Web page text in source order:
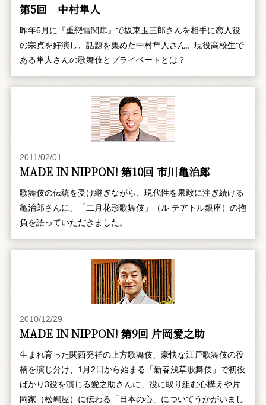
第5回 中村隼人
昨年6月に『重戀雪関扉』で坂東玉三郎さんを相手に恋人役
の宗貞を好演し、話題を集めた中村隼人さん。現役高校生で
ある隼人さんの歌舞伎とプライベートとは？
2011/02/01
MADE IN NIPPON! 第10回 市川亀治郎
歌舞伎の伝統を受け継ぎながら、現代性を果敢に注ぎ続ける
亀治郎さんに、「二月花形歌舞伎」（ル テアトル銀座）の抱
負を語っていただきました。
2010/12/29
MADE IN NIPPON! 第9回 片岡愛之助
生まれ育った関西発祥の上方歌舞伎、豪快な江戸歌舞伎の役
柄を演じ分け、1月2日から始まる「新春浅草歌舞伎」で初役
ばかり3役を演じる愛之助さんに、役に取り組む心構えや片
岡家（松嶋屋）に伝わる「日本の心」についてうかがいまし